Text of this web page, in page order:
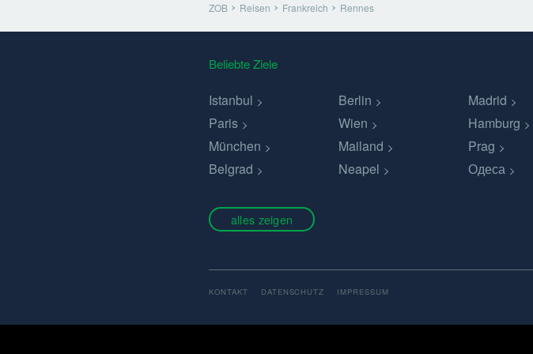
ZOB Reisen Frankreich Rennes
Beliebte Ziele
Istanbul Berlin Madrid
Paris
Wien Hamburg
München
Mailand Prag
Belgrad
Neapel Одеса
alles zeigen
KONTAKT DATENSCHUTZ IMPRESSUM